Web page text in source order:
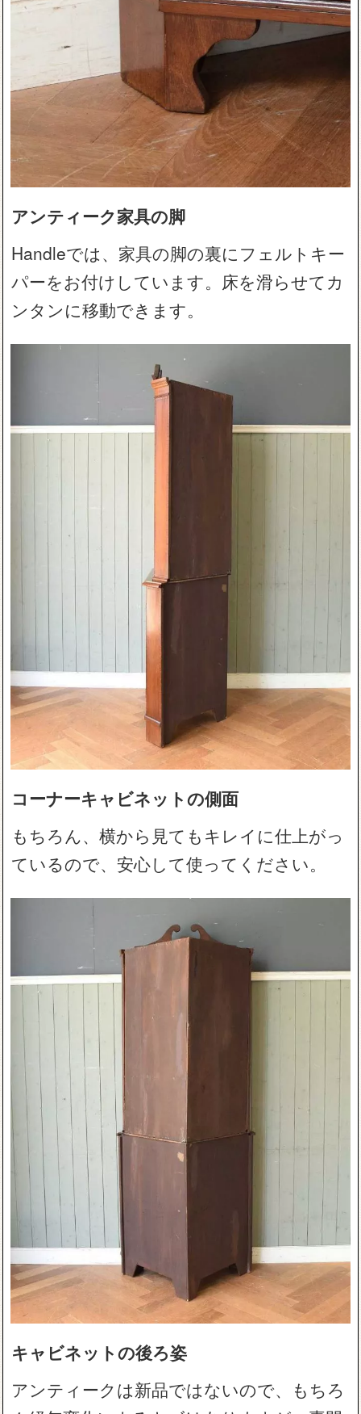
アンティーク家具の脚
Handleでは、家具の脚の裏にフェルトキー
パーをお付けしています。床を滑らせてカ
ンタンに移動できます。
コーナーキャビネットの側面
もちろん、横から見てもキレイに仕上がっ
ているので、安心して使ってください。
キャビネットの後ろ姿
アンティークは新品ではないので、もちろ